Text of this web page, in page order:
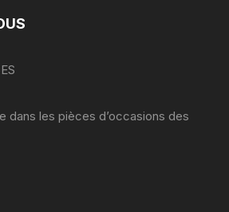
dans les pièces d’occasions des